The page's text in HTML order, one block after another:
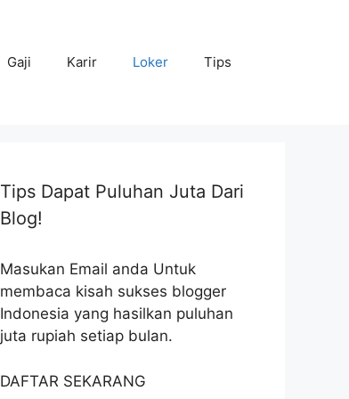
Gaji Karir Loker Tips
Tips Dapat Puluhan Juta Dari
Blog!
Masukan Email anda Untuk
membaca kisah sukses blogger
Indonesia yang hasilkan puluhan
juta rupiah setiap bulan.
DAFTAR SEKARANG